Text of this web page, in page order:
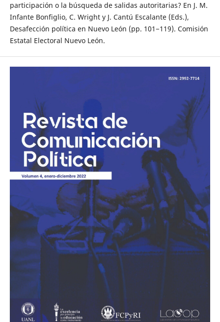
participación o la búsqueda de salidas autoritarias? En J. M.
Infante Bonfiglio, C. Wright y J. Cantú Escalante (Eds.),
Desafección política en Nuevo León (pp. 101−119). Comisión
Estatal Electoral Nuevo León.